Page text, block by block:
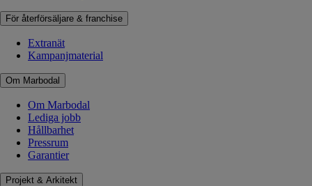
För återförsäljare & franchise
Extranät
Kampanjmaterial
Om Marbodal
Om Marbodal
Lediga jobb
Hållbarhet
Pressrum
Garantier
Projekt & Arkitekt